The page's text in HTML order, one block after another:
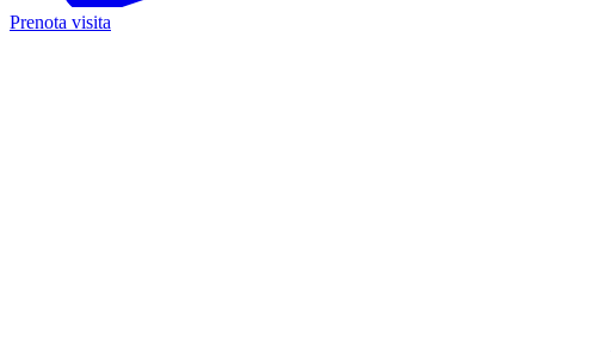
Prenota visita